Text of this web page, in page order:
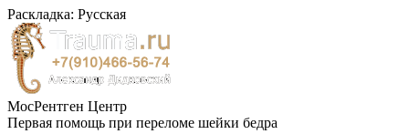
Раскладка: Русская
МосРентген Центр
Первая помощь при переломе шейки бедра